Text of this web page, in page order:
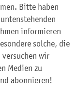
Bitte haben
informieren
solche, die
wir
Medien zu
abonnieren!